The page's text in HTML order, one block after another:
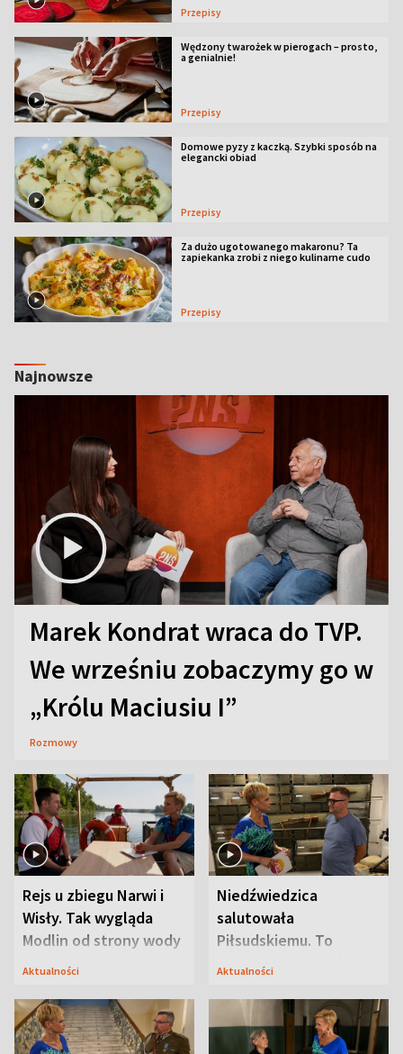
Przepisy
Wędzony twarożek w pierogach – prosto,
a genialnie!
Przepisy
Domowe pyzy z kaczką. Szybki sposób na
elegancki obiad
Przepisy
Za dużo ugotowanego makaronu? Ta
zapiekanka zrobi z niego kulinarne cudo
Przepisy
Najnowsze
Marek Kondrat wraca do TVP.
We wrześniu zobaczymy go w
„Królu Maciusiu I”
Rozmowy
Rejs u zbiegu Narwi i
Wisły. Tak wygląda
Modlin od strony wody
Aktualności
Niedźwiedzica
salutowała
Piłsudskiemu. To
niejedyna tajemnica
Aktualności